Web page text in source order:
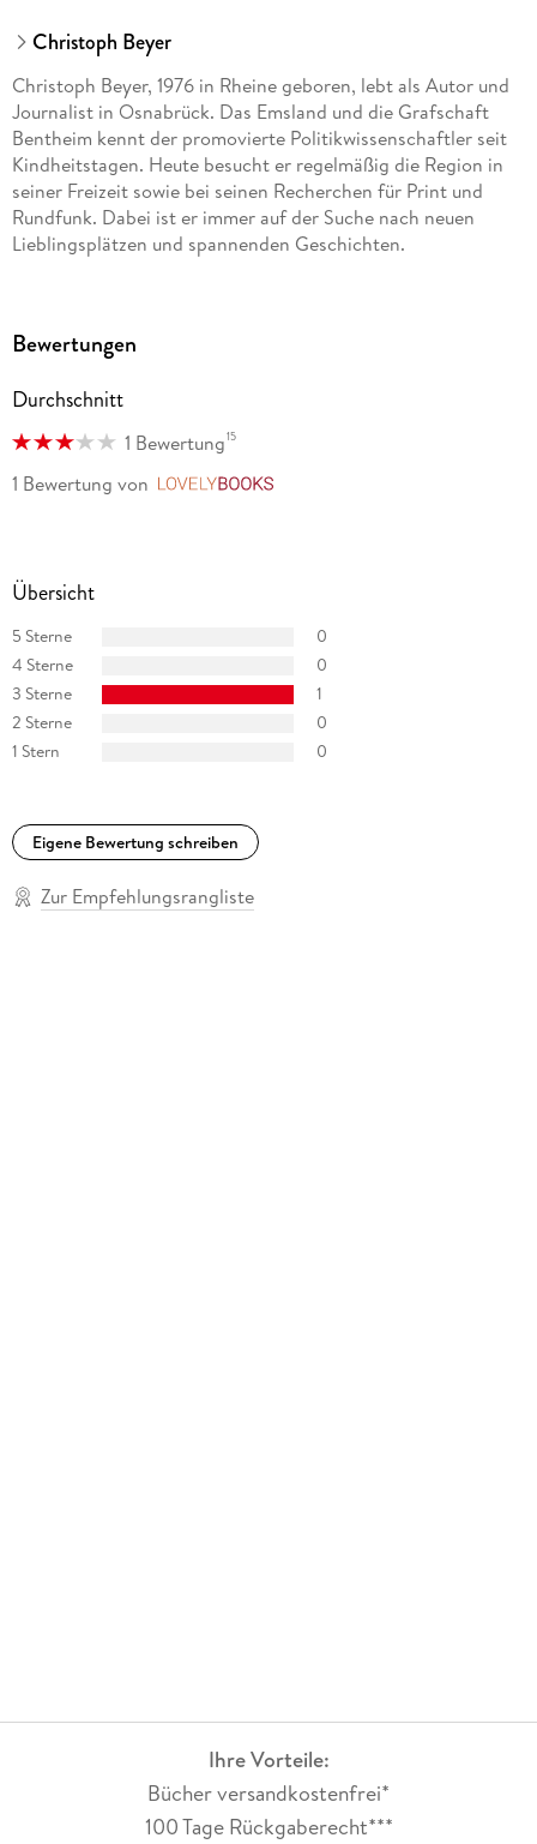
Christoph Beyer
Christoph Beyer, 1976 in Rheine geboren, lebt als Autor und
Journalist in Osnabrück. Das Emsland und die Grafschaft
Bentheim kennt der promovierte Politikwissenschaftler seit
Kindheitstagen. Heute besucht er regelmäßig die Region in
seiner Freizeit sowie bei seinen Recherchen für Print und
Rundfunk. Dabei ist er immer auf der Suche nach neuen
Lieblingsplätzen und spannenden Geschichten.
Bewertungen
Durchschnitt
1 Bewertung15
1 Bewertung von
Übersicht
5 Sterne
0
4 Sterne
0
3 Sterne
1
2 Sterne
0
1 Stern
0
Eigene Bewertung schreiben
Zur Empfehlungsrangliste
Ihre Vorteile:
Bücher versandkostenfrei*
100 Tage Rückgaberecht***